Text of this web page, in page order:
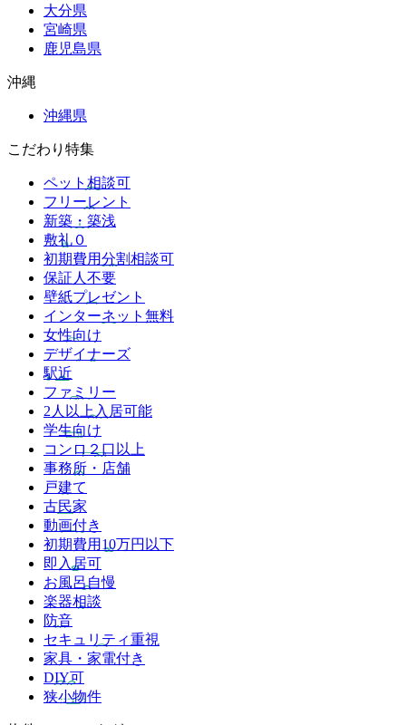
大分県
宮崎県
鹿児島県
沖縄
沖縄県
こだわり特集
ペット相談可
フリーレント
新築・築浅
敷礼０
初期費用分割相談可
保証人不要
壁紙プレゼント
インターネット無料
女性向け
デザイナーズ
駅近
ファミリー
2人以上入居可能
学生向け
コンロ２口以上
事務所・店舗
戸建て
古民家
動画付き
初期費用10万円以下
即入居可
お風呂自慢
楽器相談
防音
セキュリティ重視
家具・家電付き
DIY可
狭小物件